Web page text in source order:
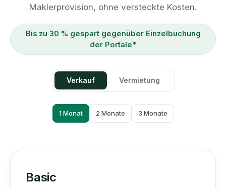
Maklerprovision, ohne versteckte Kosten.
Bis zu 30 % gespart gegenüber Einzelbuchung
der Portale*
Verkauf Vermietung
1 Monat 2 Monate 3 Monate
Basic